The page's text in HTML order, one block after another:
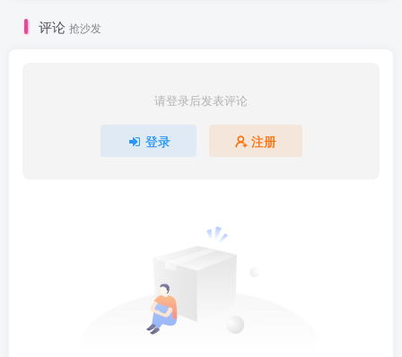
评论 抢沙发
请登录后发表评论
登录 注册